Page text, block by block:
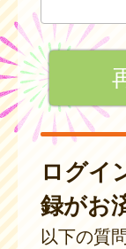
ログイ
録がお
以下の質